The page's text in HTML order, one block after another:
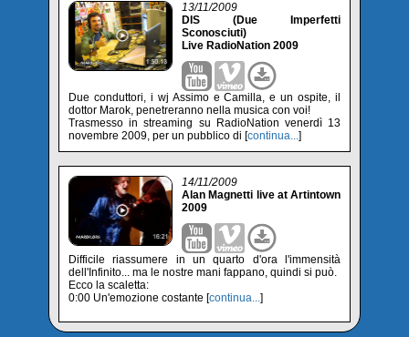
13/11/2009
DIS (Due Imperfetti
Sconosciuti)
Live RadioNation 2009
Due conduttori, i wj Assimo e Camilla, e un ospite, il
dottor Marok, penetreranno nella musica con voi!
Trasmesso in streaming su RadioNation venerdì 13
novembre 2009, per un pubblico di [continua...]
14/11/2009
Alan Magnetti live at Artintown
2009
Difficile riassumere in un quarto d'ora l'immensità
dell'Infinito... ma le nostre mani fappano, quindi si può.
Ecco la scaletta:
0:00 Un'emozione costante [continua...]